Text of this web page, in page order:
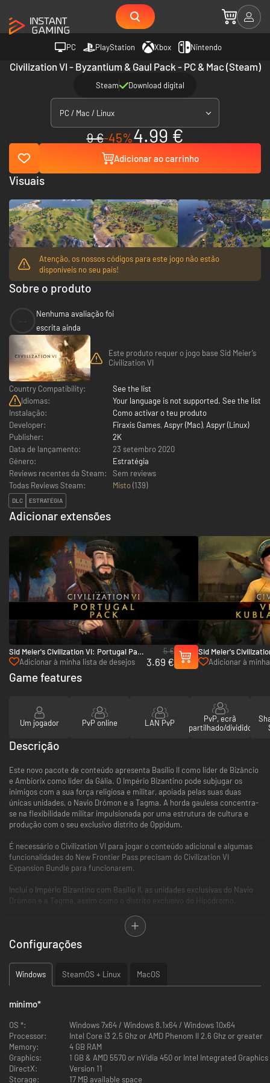
PC PlayStation Xbox Nintendo
Civilization VI - Byzantium & Gaul Pack - PC & Mac (Steam)
Steam Download digital
PC / Mac / Linux
9 €-45%4.99 €
Adicionar ao carrinho
Atenção, os nossos códigos para este jogo não estão
disponíveis no seu país!
Sobre o produto
Nenhuma avaliação foi
escrita ainda
Este produto requer o jogo base Sid Meier’s
Civilization VI
Country Compatibility:
See the list
Idiomas:
Your language is not supported. See the list
Instalação:
Como activar o teu produto
Developer:
Firaxis Games, Aspyr (Mac), Aspyr (Linux)
Publisher:
2K
Data de lançamento:
23 setembro 2020
Género:
Estratégia
Reviews recentes da Steam:
Sem reviews
Todas Reviews Steam:
Misto(139)
DLC ESTRATÉGIA
Adicionar extensões
Sid Meier's Civilization VI: Portugal Pack
- PC & Mac (Steam)
Adicionar à minha lista de desejos
5 €
3.69 €
Sid Meier's
Kublai Khan Pack -
Adicionar à
Visuais
Game features
Um jogador PvP online LAN PvP
PvP, ecrã
partilhado/dividido
Descrição
Este novo pacote de conteúdo apresenta Basílio II como líder de Bizâncio
e Ambiorix como líder da Gália. O Império Bizantino pode subjugar os
inimigos com a sua força religiosa e militar, apoiada pelas suas duas
únicas unidades, o Navio Drómon e a Tagma. A horda gaulesa concentra-
se na flexibilidade militar impulsionada por uma estrutura de cultura e
produção com o seu exclusivo distrito de Oppidum.
É necessário o Civilization VI para jogar o conteúdo adicional e algumas
funcionalidades do New Frontier Pass precisam do Civilization VI
Expansion Bundle para funcionarem.
Inclui o Império Bizantino com Basílio II, as unidades exclusivas do Navio
Drómon e a Tagma, assim como o distrito exclusivo do Hipódromo.
Capacidade exclusiva do Civilization: a capacidade ""Táxis"" confere
Força de Combate ou Força Religiosa adicional às unidades por cada
Cidade Santa convertida à Religião de Bizâncio. A Religião de
cidades com locais sagrado ganham pontos de bónus de Grande
Profeta.
Capacidade exclusiva de Líder: a capacidade ""Porphyrogénnētos""
de Basílio permite que as unidades de Cavalaria Ligeira e Pesada
inflinjam danos totais contra cidades que sigam a mesma religião
que Bizâncio. Basílio ganha a unidade exclusiva Tagma quando é
descoberto o Direito Cívico Divino.
Unidades exclusivas: Bizâncio apresenta duas unidades exclusivas.
O Drómon substitui o Quadrireme, apresenta um alcance adicional e
recebe força de combate adicional contra unidades.
A Tagma substitui os Cavaleiros e confere força de combate ou
Configurações
Windows SteamOS + Linux MacOS
mínimo*
OS *:
Windows 7x64 / Windows 8.1x64 / Windows 10x64
Processor:
Intel Core i3 2.5 Ghz or AMD Phenom II 2.6 Ghz or greater
Memory:
4 GB RAM
Graphics:
1 GB & AMD 5570 or nVidia 450 or Intel Integrated Graphics
DirectX:
Version 11
Storage:
17 MB available space